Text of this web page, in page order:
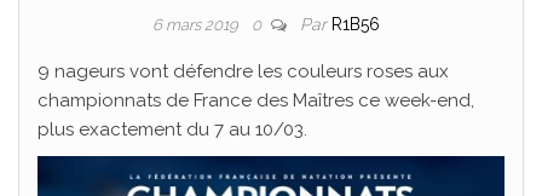
6 mars 2019 0 Par R1B56
9 nageurs vont défendre les couleurs roses aux
championnats de France des Maîtres ce week-end,
plus exactement du 7 au 10/03.